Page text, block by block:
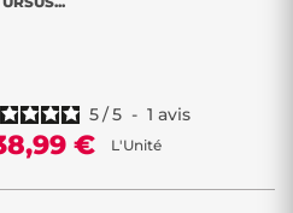
5/5 - 1 avis
€ L'Unité